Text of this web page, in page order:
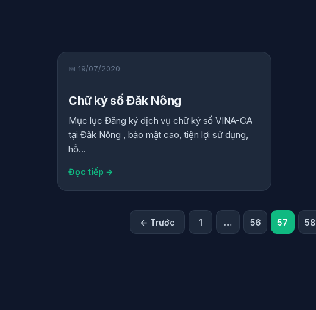
CHỮ KÝ SỐ
📅 19/07/2020·
Chữ ký số Đăk Nông
Mục lục Đăng ký dịch vụ chữ ký số VINA-CA
tại Đăk Nông , bảo mật cao, tiện lợi sử dụng,
hỗ...
Đọc tiếp →
Phân
trang
← Trước 1 … 56 57 58